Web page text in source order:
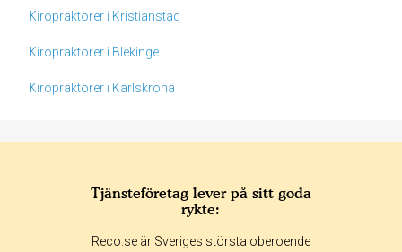
Kiropraktorer i Kristianstad
Kiropraktorer i Blekinge
Kiropraktorer i Karlskrona
Betyg & tidpunkt:
Tjänsteföretag lever på sitt goda
rykte:
Reco.se är Sveriges största oberoende